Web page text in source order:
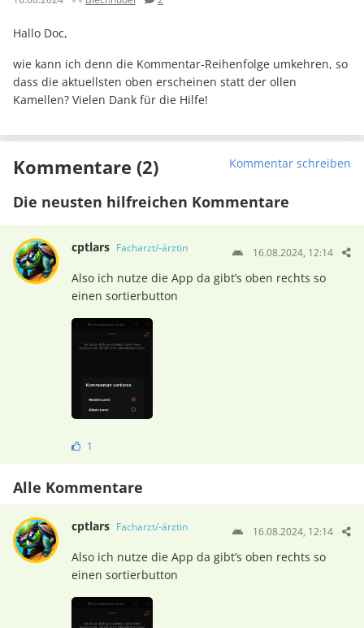
Hallo Doc,
wie kann ich denn die Kommentar-Reihenfolge umkehren, so
dass die aktuellsten oben erscheinen statt der ollen
Kamellen? Vielen Dank für die Hilfe!
Kommentare (2) Kommentar schreiben
Die neusten hilfreichen Kommentare
cptlars Facharzt/-ärztin 16.08.2024, 12:14
Also ich nutze die App da gibt’s oben rechts so
einen sortierbutton
1
Alle Kommentare
cptlars Facharzt/-ärztin 16.08.2024, 12:14
Also ich nutze die App da gibt’s oben rechts so
einen sortierbutton